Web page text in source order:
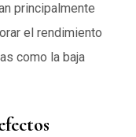
principalmente
el rendimiento
como la baja